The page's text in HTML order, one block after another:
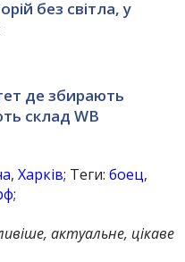
без світла, у
де збирають
склад WB
,Харків; Теги:боец,
;
актуальне, цікаве